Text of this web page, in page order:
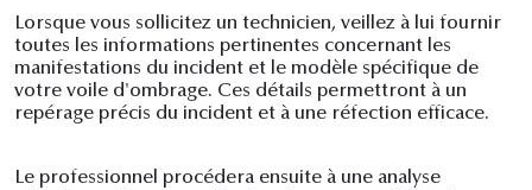
Lorsque vous sollicitez un technicien, veillez à lui fournir
toutes les informations pertinentes concernant les
manifestations du incident et le modèle spécifique de
votre voile d'ombrage. Ces détails permettront à un
repérage précis du incident et à une réfection efficace.
Le professionnel procédera ensuite à une analyse